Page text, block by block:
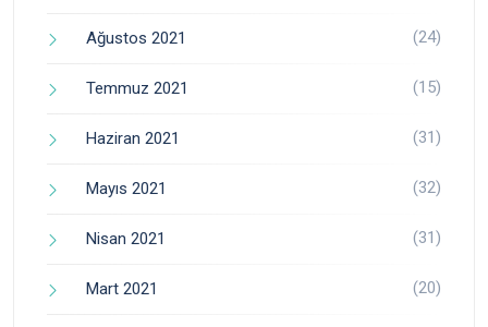
Ağustos 2021 (24)
Temmuz 2021 (15)
Haziran 2021 (31)
Mayıs 2021 (32)
Nisan 2021 (31)
Mart 2021 (20)